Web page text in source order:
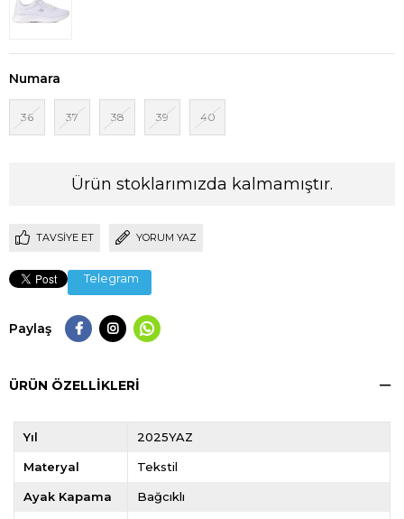
Numara
36 37 38 39 40
Ürün stoklarımızda kalmamıştır.
TAVSIYE ET YORUM YAZ
Telegram
Paylaş
ÜRÜN ÖZELLIKLERI
Yıl 2025YAZ
Materyal Tekstil
Ayak Kapama Bağcıklı